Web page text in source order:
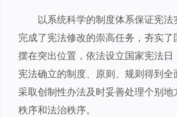
以系统科学的制度体系保证宪
完成了宪法修改的崇高任务，夯实
摆在突出位置，依法设立国家宪法
宪法确立的制度、原则、规则得到
采取创制性办法及时妥善处理个别
秩序和法治秩序。